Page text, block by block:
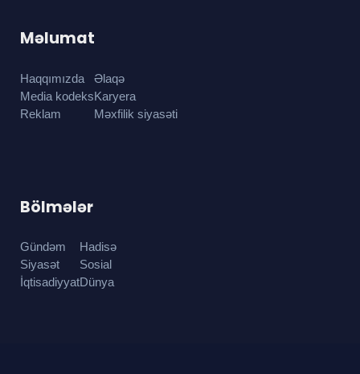
Məlumat
Haqqımızda
Media kodeks
Reklam
Əlaqə
Karyera
Məxfilik siyasəti
Bölmələr
Gündəm
Siyasət
İqtisadiyyat
Hadisə
Sosial
Dünya